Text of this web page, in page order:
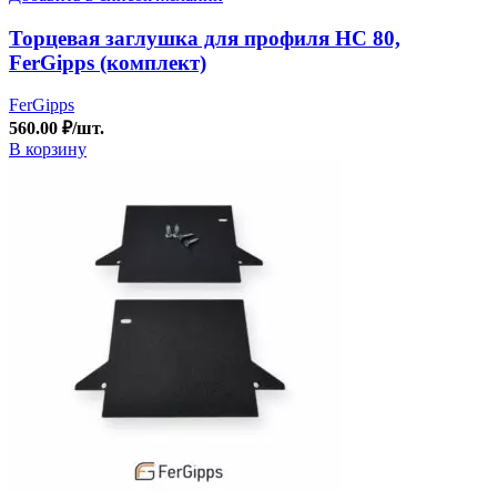
Торцевая заглушка для профиля НС 80,
FerGipps (комплект)
FerGipps
560.00 ₽/шт.
В корзину